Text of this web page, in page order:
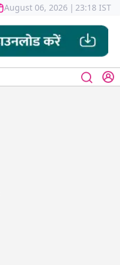
August 06, 2026 | 23:18 IST